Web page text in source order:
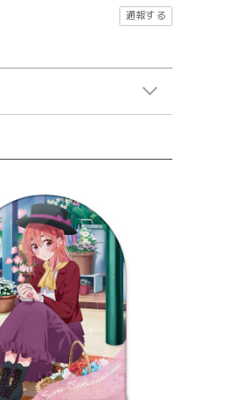
通報する